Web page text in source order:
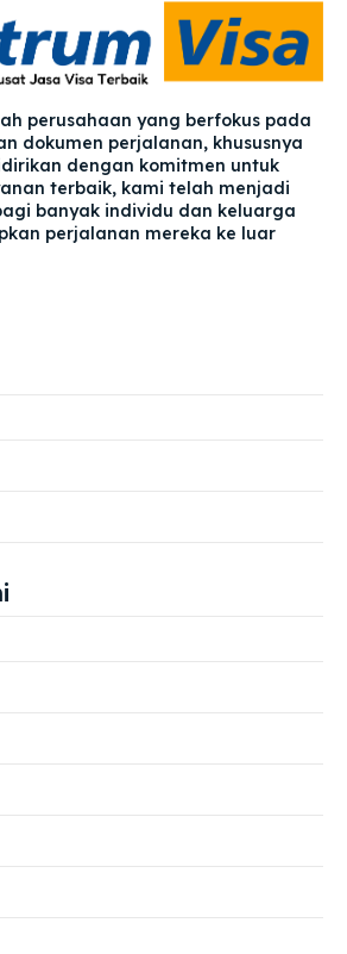
perusahaan yang berfokus pada
dokumen perjalanan, khususnya
dengan komitmen untuk
terbaik, kami telah menjadi
banyak individu dan keluarga
perjalanan mereka ke luar